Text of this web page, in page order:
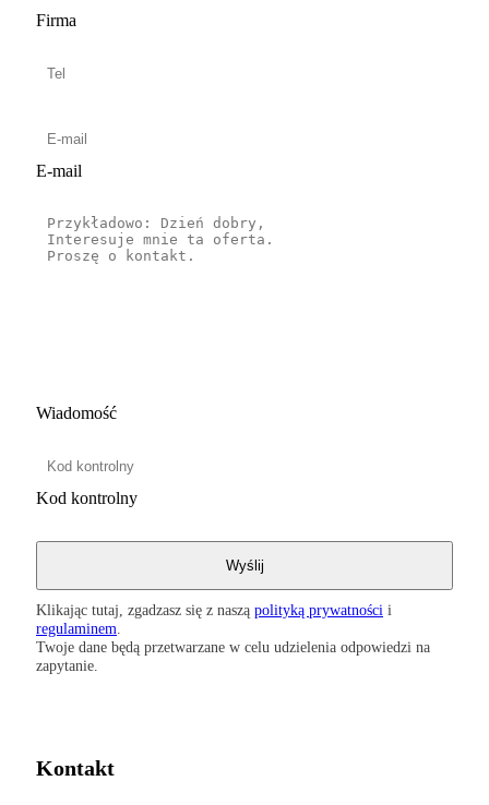
Firma
E-mail
Wiadomość
Kod kontrolny
Klikając tutaj, zgadzasz się z naszą polityką prywatności i
regulaminem
Twoje dane będą przetwarzane w celu udzielenia odpowiedzi na
zapytanie.
Kontakt